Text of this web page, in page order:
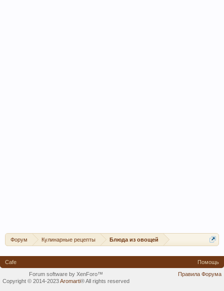
Форум Кулинарные рецепты Блюда из овощей
Cafe
Помощь
Правила Форума
Forum software by XenForo™
Copyright © 2014-2023Aromarti®All rights reserved